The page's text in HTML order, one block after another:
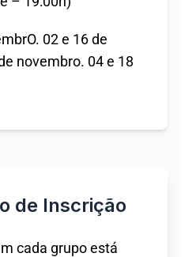
02 e 16 de
novembro. 04 e 18
de Inscrição
cada grupo está